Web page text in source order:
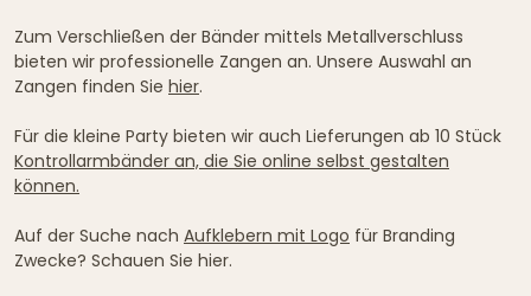
Zum Verschließen der Bänder mittels Metallverschluss
bieten wir professionelle Zangen an. Unsere Auswahl an
Zangen finden Sie hier.
Für die kleine Party bieten wir auch Lieferungen ab 10 Stück
Kontrollarmbänder an, die Sie online selbst gestalten
können.
Auf der Suche nach Aufklebern mit Logo für Branding
Zwecke? Schauen Sie hier.